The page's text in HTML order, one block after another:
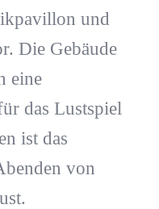
und
Die Gebäude
eine
das Lustspiel
ist das
von